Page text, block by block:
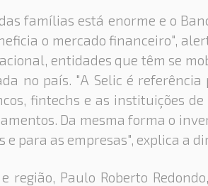
famílias está enorme e o
o mercado financeiro",
entidades que têm se
no país. "A Selic é referência
fintechs e as instituições
Da mesma forma o
para as empresas", explica a
Paulo Roberto